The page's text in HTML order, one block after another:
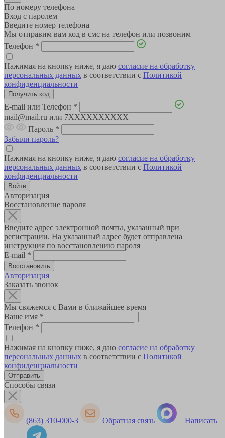
По номеру телефона
Вход с паролем
Введите номер телефона
Мы отправим вам код в смс на телефон или позвоним
Телефон *
Нажимая на кнопку ниже, я даю согласие на обработку
персональных данных в соответствии с Политикой
конфиденциальности
E-mail или Телефон *
mail@mail.ru или 7XXXXXXXXXX
Пароль *
Забыли пароль?
Нажимая на кнопку ниже, я даю согласие на обработку
персональных данных в соответствии с Политикой
конфиденциальности
Авторизация
Восстановление пароля
Введите адрес электронной почты, указанный при
регистрации. На указанный адрес будет отправлена
инструкция по восстановлению пароля
E-mail *
Авторизация
Заказать звонок
Мы свяжемся с Вами в ближайшее время
Ваше имя *
Телефон *
Нажимая на кнопку ниже, я даю согласие на обработку
персональных данных в соответствии с Политикой
конфиденциальности
Способы связи
(863) 310-000-3 Обратная связь Написать